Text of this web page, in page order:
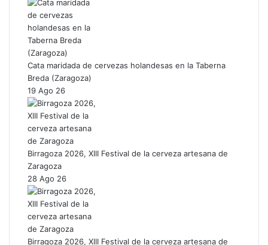
Cata maridada de cervezas holandesas en la Taberna
Breda (Zaragoza)
19 Ago 26
Birragoza 2026, XIII Festival de la cerveza artesana de
Zaragoza
28 Ago 26
Birragoza 2026, XIII Festival de la cerveza artesana de